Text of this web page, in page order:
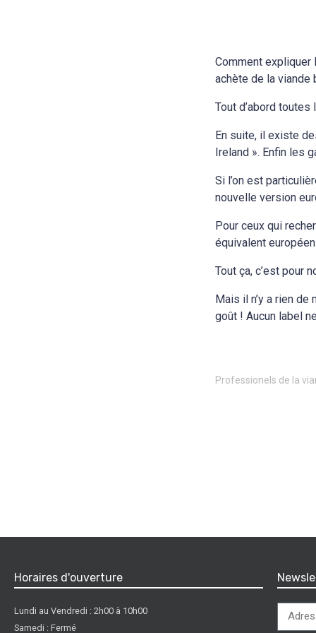
Comment expliquer
achète de la viande
Tout d’abord
En suite, il existe
Ireland ». Enfin les
Si l’on est
nouvelle version
Pour ceux qui
équivalent européen
Tout ça, c’est pour
Mais il n’y a rien de
goût ! Aucun label
Professionels de la
Horaires d'ouverture
Lundi au Vendredi : 2h00 à 10h00
Samedi : Fermé